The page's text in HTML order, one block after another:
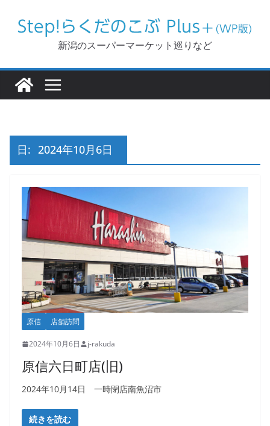
新潟のスーパーマーケット巡りなど
日: 2024年10月6日
原信 店舗訪問
2024年10月6日 j-rakuda
原信六日町店(旧)
2024年10月14日 一時閉店南魚沼市
続きを読む